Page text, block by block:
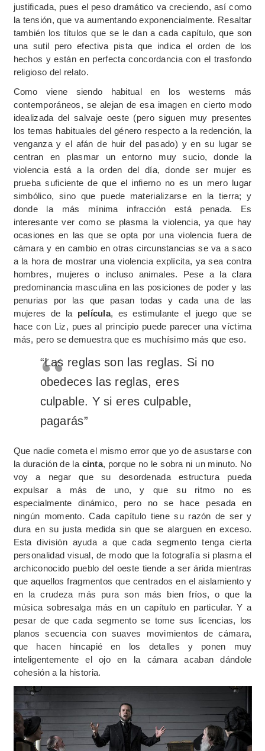
justificada, pues el peso dramático va creciendo, así como
la tensión, que va aumentando exponencialmente. Resaltar
también los títulos que se le dan a cada capítulo, que son
una sutil pero efectiva pista que indica el orden de los
hechos y están en perfecta concordancia con el trasfondo
religioso del relato.
Como viene siendo habitual en los westerns más
contemporáneos, se alejan de esa imagen en cierto modo
idealizada del salvaje oeste (pero siguen muy presentes
los temas habituales del género respecto a la redención, la
venganza y el afán de huir del pasado) y en su lugar se
centran en plasmar un entorno muy sucio, donde la
violencia está a la orden del día, donde ser mujer es
prueba suficiente de que el infierno no es un mero lugar
simbólico, sino que puede materializarse en la tierra; y
donde la más mínima infracción está penada. Es
interesante ver como se plasma la violencia, ya que hay
ocasiones en las que se opta por una violencia fuera de
cámara y en cambio en otras circunstancias se va a saco
a la hora de mostrar una violencia explícita, ya sea contra
hombres, mujeres o incluso animales. Pese a la clara
predominancia masculina en las posiciones de poder y las
penurias por las que pasan todas y cada una de las
mujeres de la película, es estimulante el juego que se
hace con Liz, pues al principio puede parecer una víctima
más, pero se demuestra que es muchísimo más que eso.
“Las reglas son las reglas. Si no
obedeces las reglas, eres
culpable. Y si eres culpable,
pagarás”
Que nadie cometa el mismo error que yo de asustarse con
la duración de la cinta, porque no le sobra ni un minuto. No
voy a negar que su desordenada estructura pueda
expulsar a más de uno, y que su ritmo no es
especialmente dinámico, pero no se hace pesada en
ningún momento. Cada capítulo tiene su razón de ser y
dura en su justa medida sin que se alarguen en exceso.
Esta división ayuda a que cada segmento tenga cierta
personalidad visual, de modo que la fotografía si plasma el
archiconocido pueblo del oeste tiende a ser árida mientras
que aquellos fragmentos que centrados en el aislamiento y
en la crudeza más pura son más bien fríos, o que la
música sobresalga más en un capítulo en particular. Y a
pesar de que cada segmento se tome sus licencias, los
planos secuencia con suaves movimientos de cámara,
que hacen hincapié en los detalles y ponen muy
inteligentemente el ojo en la cámara acaban dándole
cohesión a la historia.